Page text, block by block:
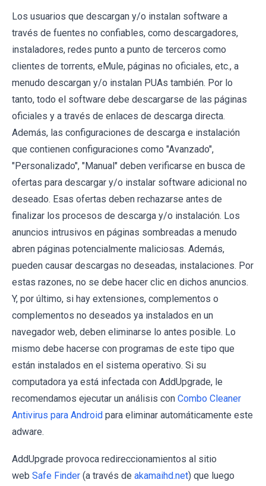
Los usuarios que descargan y/o instalan software a
través de fuentes no confiables, como descargadores,
instaladores, redes punto a punto de terceros como
clientes de torrents, eMule, páginas no oficiales, etc., a
menudo descargan y/o instalan PUAs también. Por lo
tanto, todo el software debe descargarse de las páginas
oficiales y a través de enlaces de descarga directa.
Además, las configuraciones de descarga e instalación
que contienen configuraciones como "Avanzado",
"Personalizado", "Manual" deben verificarse en busca de
ofertas para descargar y/o instalar software adicional no
deseado. Esas ofertas deben rechazarse antes de
finalizar los procesos de descarga y/o instalación. Los
anuncios intrusivos en páginas sombreadas a menudo
abren páginas potencialmente maliciosas. Además,
pueden causar descargas no deseadas, instalaciones. Por
estas razones, no se debe hacer clic en dichos anuncios.
Y, por último, si hay extensiones, complementos o
complementos no deseados ya instalados en un
navegador web, deben eliminarse lo antes posible. Lo
mismo debe hacerse con programas de este tipo que
están instalados en el sistema operativo. Si su
computadora ya está infectada con AddUpgrade, le
recomendamos ejecutar un análisis con Combo Cleaner
Antivirus para Android para eliminar automáticamente este
adware.
AddUpgrade provoca redireccionamientos al sitio
web Safe Finder (a través de akamaihd.net) que luego